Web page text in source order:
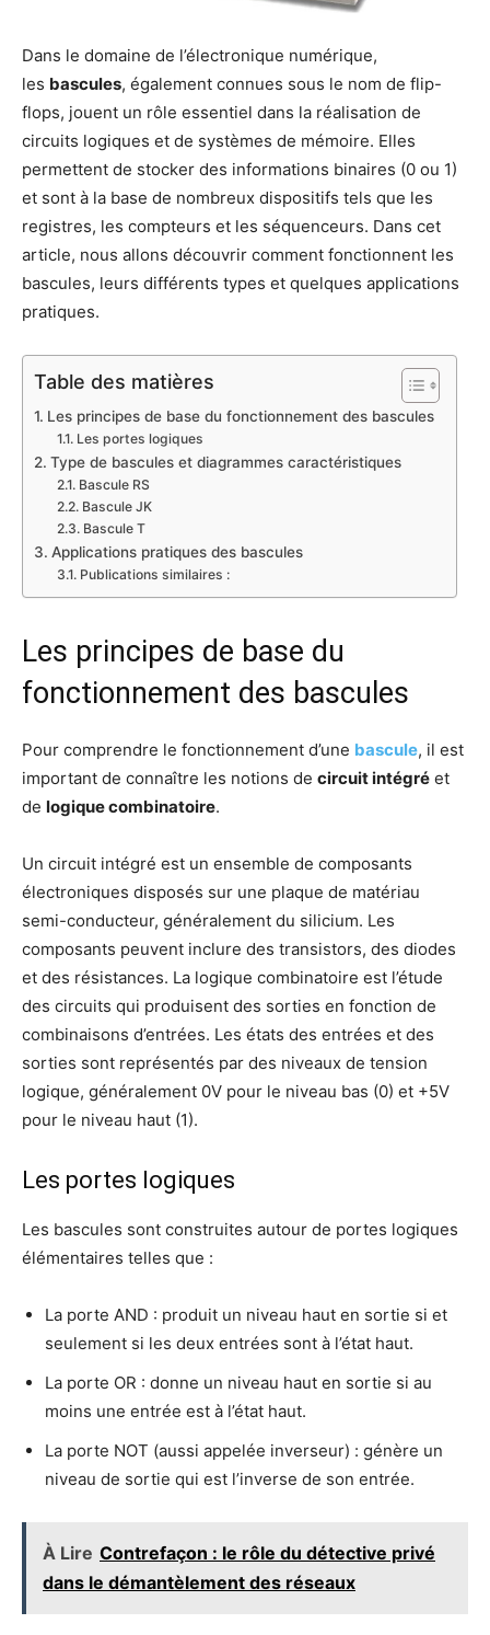
Dans le domaine de l’électronique numérique,
les bascules, également connues sous le nom de flip-
flops, jouent un rôle essentiel dans la réalisation de
circuits logiques et de systèmes de mémoire. Elles
permettent de stocker des informations binaires (0 ou 1)
et sont à la base de nombreux dispositifs tels que les
registres, les compteurs et les séquenceurs. Dans cet
article, nous allons découvrir comment fonctionnent les
bascules, leurs différents types et quelques applications
pratiques.
Table des matières
Les principes de base du fonctionnement des bascules
Les portes logiques
Type de bascules et diagrammes caractéristiques
Bascule RS
Bascule JK
Bascule T
Applications pratiques des bascules
Publications similaires :
Les principes de base du
fonctionnement des bascules
Pour comprendre le fonctionnement d’une bascule, il est
important de connaître les notions de circuit intégré et
de logique combinatoire.
Un circuit intégré est un ensemble de composants
électroniques disposés sur une plaque de matériau
semi-conducteur, généralement du silicium. Les
composants peuvent inclure des transistors, des diodes
et des résistances. La logique combinatoire est l’étude
des circuits qui produisent des sorties en fonction de
combinaisons d’entrées. Les états des entrées et des
sorties sont représentés par des niveaux de tension
logique, généralement 0V pour le niveau bas (0) et +5V
pour le niveau haut (1).
Les portes logiques
Les bascules sont construites autour de portes logiques
élémentaires telles que :
La porte AND : produit un niveau haut en sortie si et
seulement si les deux entrées sont à l’état haut.
La porte OR : donne un niveau haut en sortie si au
moins une entrée est à l’état haut.
La porte NOT (aussi appelée inverseur) : génère un
niveau de sortie qui est l’inverse de son entrée.
À Lire Contrefaçon : le rôle du détective privé
dans le démantèlement des réseaux